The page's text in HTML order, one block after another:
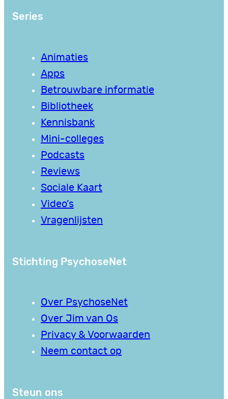
Series
Animaties
Apps
Betrouwbare informatie
Bibliotheek
Kennisbank
Mini-colleges
Podcasts
Reviews
Sociale Kaart
Video’s
Vragenlijsten
Stichting PsychoseNet
Over PsychoseNet
Over Jim van Os
Privacy & Voorwaarden
Neem contact op
Steun ons